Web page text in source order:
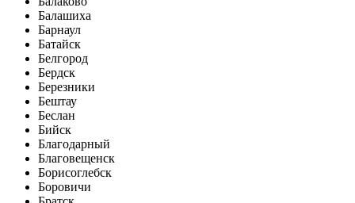
Балашиха
Барнаул
Батайск
Белгород
Бердск
Березники
Бештау
Беслан
Бийск
Благодарный
Благовещенск
Борисоглебск
Боровичи